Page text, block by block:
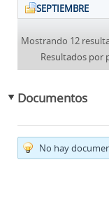
SEPTIEMBRE
Mostrando 12
Resultados por
Documentos
No hay